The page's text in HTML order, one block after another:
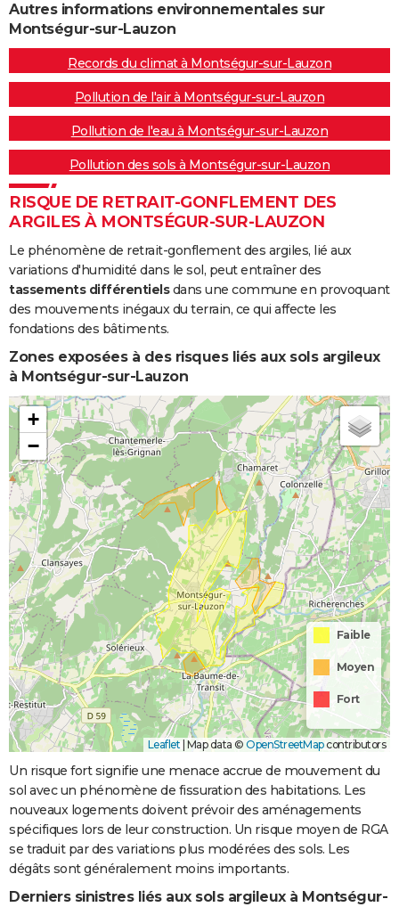
Autres informations environnementales sur
Montségur-sur-Lauzon
Records du climat à Montségur-sur-Lauzon
Pollution de l'air à Montségur-sur-Lauzon
Pollution de l'eau à Montségur-sur-Lauzon
Pollution des sols à Montségur-sur-Lauzon
RISQUE DE RETRAIT-GONFLEMENT DES
ARGILES À MONTSÉGUR-SUR-LAUZON
Le phénomène de retrait-gonflement des argiles, lié aux
variations d'humidité dans le sol, peut entraîner des
tassements différentielsdans une commune en provoquant
des mouvements inégaux du terrain, ce qui affecte les
fondations des bâtiments.
Zones exposées à des risques liés aux sols argileux
à Montségur-sur-Lauzon
+
−
Faible
Moyen
Fort
Leaflet Map data © OpenStreetMapcontributors
Un risque fort signifie une menace accrue de mouvement du
sol avec un phénomène de fissuration des habitations. Les
nouveaux logements doivent prévoir des aménagements
spécifiques lors de leur construction. Un risque moyen de RGA
se traduit par des variations plus modérées des sols. Les
dégâts sont généralement moins importants.
Derniers sinistres liés aux sols argileux à Montségur-